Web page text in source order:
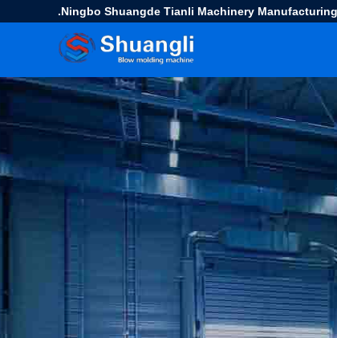
Ningbo Shuangde Tianli Machinery Manufacturing